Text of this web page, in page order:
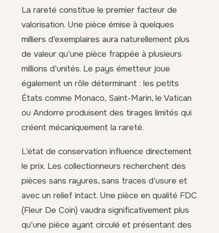
La rareté constitue le premier facteur de
valorisation. Une pièce émise à quelques
milliers d’exemplaires aura naturellement plus
de valeur qu’une pièce frappée à plusieurs
millions d’unités. Le pays émetteur joue
également un rôle déterminant : les petits
États comme Monaco, Saint-Marin, le Vatican
ou Andorre produisent des tirages limités qui
créent mécaniquement la rareté.
L’état de conservation influence directement
le prix. Les collectionneurs recherchent des
pièces sans rayures, sans traces d’usure et
avec un relief intact. Une pièce en qualité FDC
(Fleur De Coin) vaudra significativement plus
qu’une pièce ayant circulé et présentant des